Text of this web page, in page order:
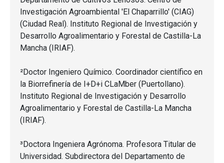
Investigación Agroambiental 'El Chaparrillo' (CIAG)
(Ciudad Real). Instituto Regional de Investigación y
Desarrollo Agroalimentario y Forestal de Castilla-La
Mancha (IRIAF).
²Doctor Ingeniero Químico. Coordinador científico en
la Biorrefinería de I+D+i CLaMber (Puertollano).
Instituto Regional de Investigación y Desarrollo
Agroalimentario y Forestal de Castilla-La Mancha
(IRIAF).
³Doctora Ingeniera Agrónoma. Profesora Titular de
Universidad. Subdirectora del Departamento de